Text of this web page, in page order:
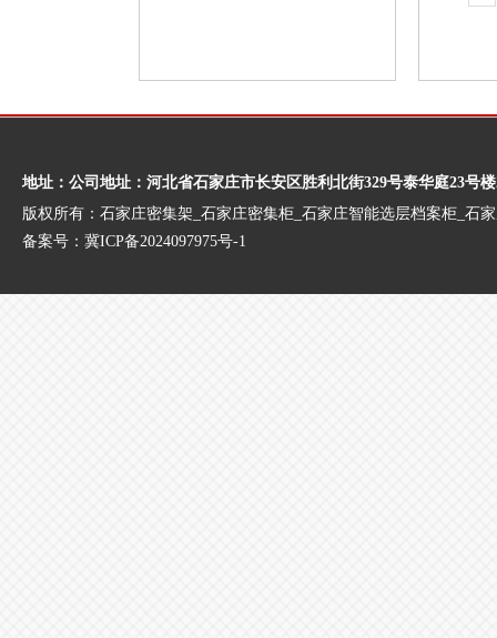
地址：公司地址：河北省石家庄市长安区胜利北街329号泰华庭23号
版权所有：石家庄密集架_石家庄密集柜_石家庄智能选层档案柜_石
备案号： 冀ICP备2024097975号-1